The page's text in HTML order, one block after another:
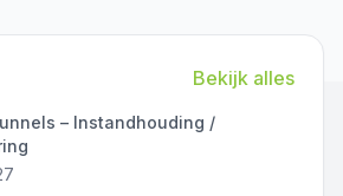
Bekijk alles
– Instandhouding /